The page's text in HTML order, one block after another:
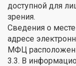
доступной для
зрения.
Сведения о
адресе
МФЦ
3.3. В